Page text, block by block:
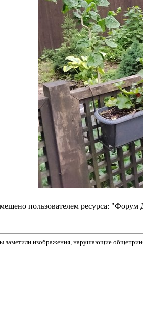
пользователем ресурса: "Форум
заметили изображения, нарушающие